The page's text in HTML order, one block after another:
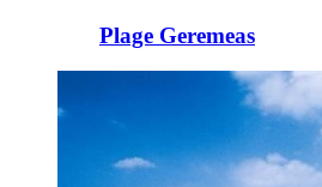
Plage Geremeas